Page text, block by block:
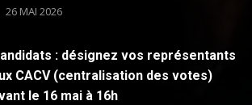
26 MAI 2026
: désignez vos représentants
CACV (centralisation des votes)
le 16 mai à 16h